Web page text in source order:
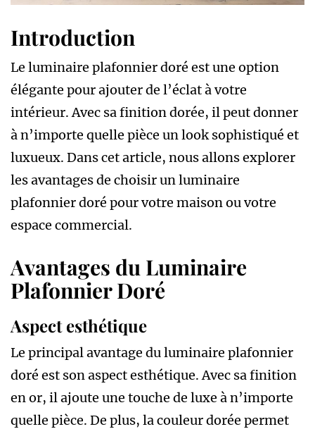
Introduction
Le luminaire plafonnier doré est une option
élégante pour ajouter de l’éclat à votre
intérieur. Avec sa finition dorée, il peut donner
à n’importe quelle pièce un look sophistiqué et
luxueux. Dans cet article, nous allons explorer
les avantages de choisir un luminaire
plafonnier doré pour votre maison ou votre
espace commercial.
Avantages du Luminaire
Plafonnier Doré
Aspect esthétique
Le principal avantage du luminaire plafonnier
doré est son aspect esthétique. Avec sa finition
en or, il ajoute une touche de luxe à n’importe
quelle pièce. De plus, la couleur dorée permet